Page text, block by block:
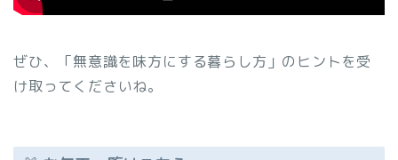
ぜひ、「無意識を味方にする暮らし方」のヒントを受
け取ってくださいね。